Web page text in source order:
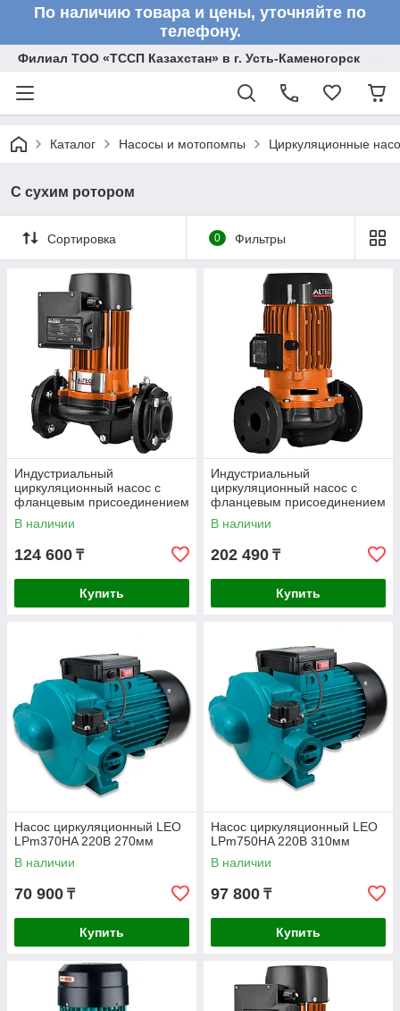
По наличию товара и цены, уточняйте по
телефону.
Филиал ТОО «ТССП Казахстан» в г. Усть-Каменогорск
Каталог Насосы и мотопомпы Циркуляционные
С сухим ротором
Сортировка 0 Фильтры
Индустриальный
циркуляционный насос с
фланцевым присоединением
ALTECO PH 50/750 F
В наличии
124 600 ₸
Купить
Индустриальный
циркуляционный насос с
фланцевым присоединением
ALTECO PH 50/1500 F
В наличии
202 490 ₸
Купить
Насос циркуляционный LEO
LPm370HA 220В 270мм
В наличии
70 900 ₸
Купить
Насос циркуляционный LEO
LPm750HA 220В 310мм
В наличии
97 800 ₸
Купить